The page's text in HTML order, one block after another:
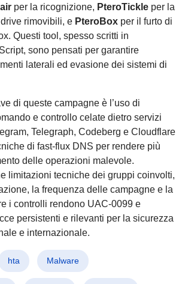
per la ricognizione, PteroTickle per la
rimovibili, e PteroBox per il furto di
Questi tool, spesso scritti in
sono pensati per garantire
laterali ed evasione dei sistemi di
di queste campagne è l’uso di
e controllo celate dietro servizi
Telegraph, Codeberg e Cloudflare
di fast-flux DNS per rendere più
delle operazioni malevole.
limitazioni tecniche dei gruppi coinvolti,
la frequenza delle campagne e la
i controlli rendono UAC-0099 e
persistenti e rilevanti per la sicurezza
e internazionale.
hta Malware